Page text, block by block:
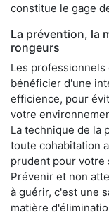
constitue le gage
La prévention, la
rongeurs
Les
bénéficier d'une
efficience, pour
votre
La technique de la
toute cohabitation
prudent pour votre
Prévenir et non
à guérir, c'est une
matière